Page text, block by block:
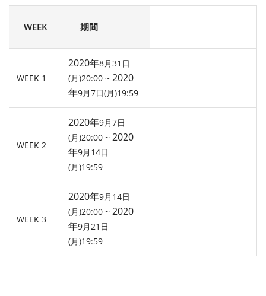
WEEK 期間
WEEK 1
2020年8月31日
(月)20:00 ~2020
年9月7日(月)19:59
WEEK 2
2020年9月7日
(月)20:00 ~2020
年9月14日
(月)19:59
WEEK 3
2020年9月14日
(月)20:00 ~2020
年9月21日
(月)19:59